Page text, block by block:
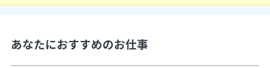
あなたにおすすめのお仕事